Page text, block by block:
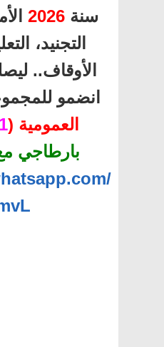
سنة 2026
التجنيد،
الأوقاف..
انضمو
العمومية (
بارطاجي